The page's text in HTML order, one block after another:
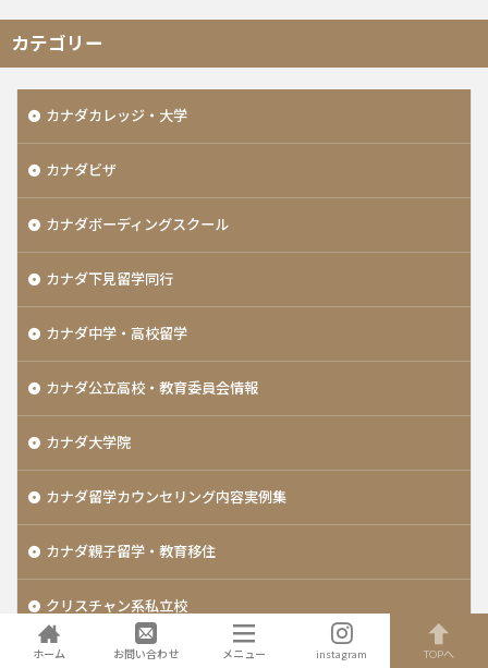
カテゴリー
カナダカレッジ・大学
カナダビザ
カナダボーディングスクール
カナダ下見留学同行
カナダ中学・高校留学
カナダ公立高校・教育委員会情報
カナダ大学院
カナダ留学カウンセリング内容実例集
カナダ親子留学・教育移住
クリスチャン系私立校
コーチング留学サポート
ホーム お問い合わせ メニュー instagram TOPへ